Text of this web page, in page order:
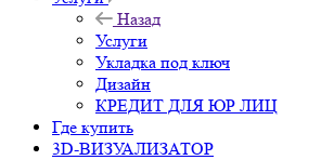
Назад
Услуги
Укладка под ключ
Дизайн
КРЕДИТ ДЛЯ ЮР ЛИЦ
Где купить
3D-ВИЗУАЛИЗАТОР